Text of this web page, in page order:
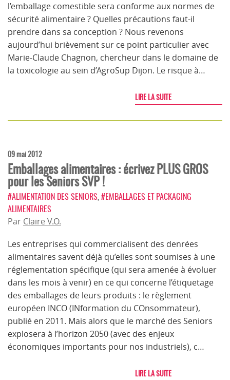
l’emballage comestible sera conforme aux normes de
sécurité alimentaire ? Quelles précautions faut-il
prendre dans sa conception ? Nous revenons
aujourd’hui brièvement sur ce point particulier avec
Marie-Claude Chagnon, chercheur dans le domaine de
la toxicologie au sein d’AgroSup Dijon. Le risque à…
LIRE LA SUITE
09 mai 2012
Emballages alimentaires : écrivez PLUS GROS
pour les Seniors SVP !
#ALIMENTATION DES SENIORS #EMBALLAGES ET PACKAGING
ALIMENTAIRES
Par Claire V.O.
Les entreprises qui commercialisent des denrées
alimentaires savent déjà qu’elles sont soumises à une
réglementation spécifique (qui sera amenée à évoluer
dans les mois à venir) en ce qui concerne l’étiquetage
des emballages de leurs produits : le règlement
européen INCO (INformation du COnsommateur),
publié en 2011. Mais alors que le marché des Seniors
explosera à l’horizon 2050 (avec des enjeux
économiques importants pour nos industriels), c…
LIRE LA SUITE